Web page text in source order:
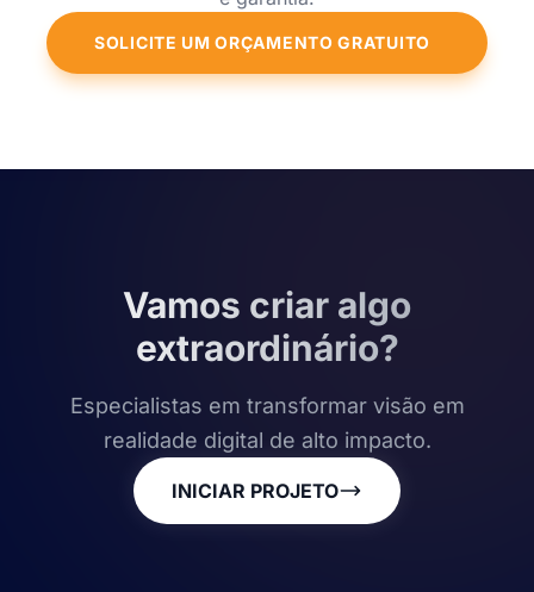
SOLICITE UM ORÇAMENTO GRATUITO
Vamos criar algo
extraordinário?
Especialistas em transformar visão em
realidade digital de alto impacto.
INICIAR PROJETO